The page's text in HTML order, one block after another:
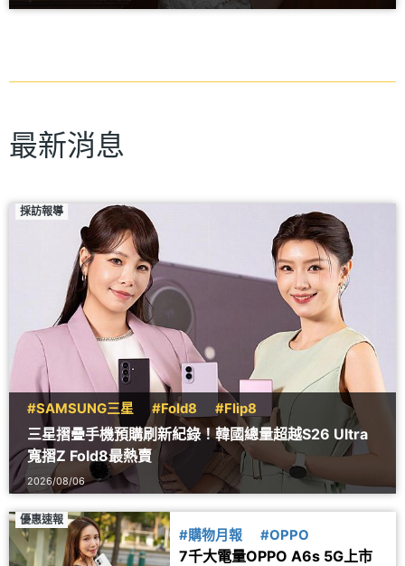
最新消息
採訪報導
#SAMSUNG三星 #Fold8 #Flip8
三星摺疊手機預購刷新紀錄！韓國總量超越S26 Ultra
寬摺Z Fold8最熱賣
2026/08/06
優惠速報
#購物月報 #OPPO
7千大電量OPPO A6s 5G上市